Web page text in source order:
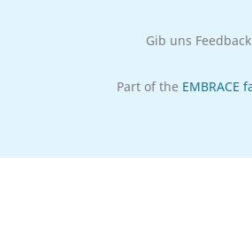
Gib uns Feedback
Part of the EMBRACE